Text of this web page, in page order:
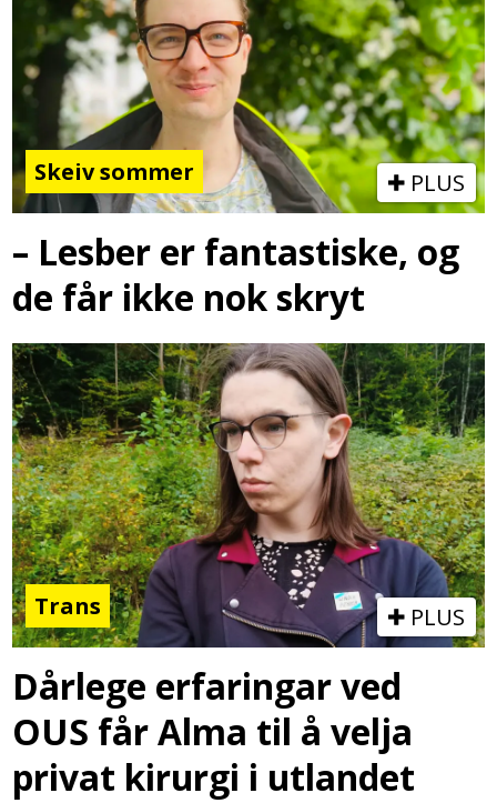
Skeiv sommer PLUS
– Lesber er fantastiske, og
de får ikke nok skryt
Trans PLUS
Dårlege erfaringar ved
OUS får Alma til å velja
privat kirurgi i utlandet